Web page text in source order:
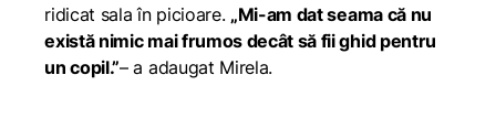
ridicat sala în picioare. „Mi-am dat seama că nu
există nimic mai frumos decât să fii ghid pentru
un copil.”– a adaugat Mirela.